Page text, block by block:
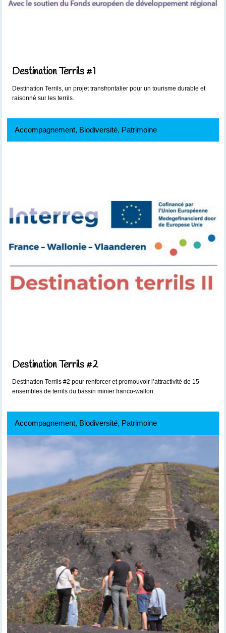
Destination Terrils #1
Destination Terrils, un projet transfrontalier pour un tourisme durable et
raisonné sur les terrils.
Accompagnement, Biodiversité, Patrimoine
Destination Terrils #2
Destination Terrils #2 pour renforcer et promouvoir l’attractivité de 15
ensembles de terrils du bassin minier franco-wallon.
Accompagnement, Biodiversité, Patrimoine